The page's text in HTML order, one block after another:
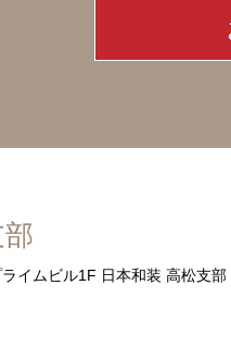
イムビル1F 日本和装 高松支部